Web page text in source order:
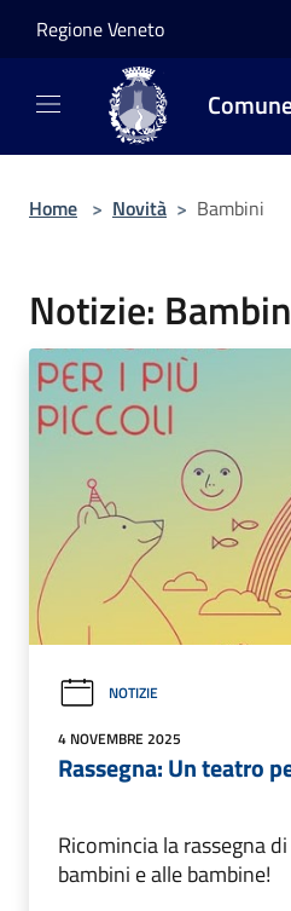
Regione Veneto
Home > Novità > Bambini
Notizie:
NOTIZIE
4 NOVEMBRE 2025
Rassegna: Un teatro
Ricomincia la rassegna
bambini e alle bambine!